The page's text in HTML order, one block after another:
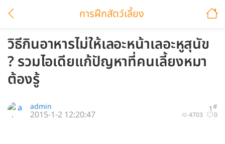
การฝึกสัตว์เลี้ยง
วิธีกินอาหารไม่ให้เลอะหน้าเลอะหูสุนัข
? รวมไอเดียแก้ปัญหาที่คนเลี้ยงหมา
ต้องรู้
1#
admin
4703 0
2015-1-2 12:20:47